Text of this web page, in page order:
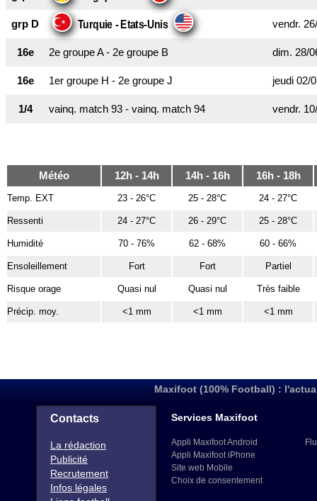
grp D Turquie - Etats-Unis vendr.
16e 2e groupe A - 2e groupe B dim. 28/
16e 1er groupe H - 2e groupe J jeudi 02/
1/4 vainq. match 93 - vainq. match 94 vendr.
Météo 12h - 14h 14h - 16h 16h - 18h
Temp. EXT 23 - 26°C 25 - 28°C 24 - 27°C
Ressenti 24 - 27°C 26 - 29°C 25 - 28°C
Humidité 70 - 76% 62 - 68% 60 - 66%
Ensoleillement Fort Fort Partiel
Risque orage Quasi nul Quasi nul Très faible
Précip. moy. <1 mm <1 mm <1 mm
Maxifoot (100% Football) :
Contacts
La rédaction
Publicité
Recrutement
Infos légales
Services Maxifoot
Appli Maxifoot Android
Appli Maxifoot iPhone
Site web Mobile
Choix de consentement